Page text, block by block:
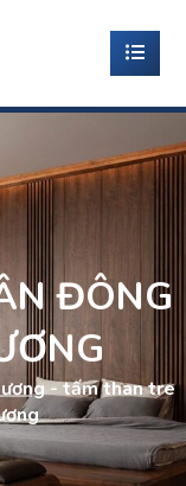
ĐÔNG
-tấm than tre